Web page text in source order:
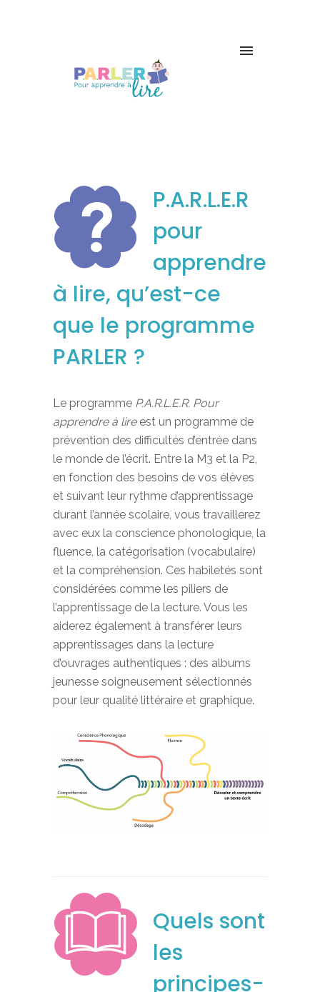
P.A.R.L.E.R
pour
apprendre
à lire, qu’est-ce
que le programme
PARLER ?
Le programme P.A.R.L.E.R. Pour
apprendre à lireest un programme de
prévention des difficultés d’entrée dans
le monde de l’écrit. Entre la M3 et la P2,
en fonction des besoins de vos élèves
et suivant leur rythme d’apprentissage
durant l’année scolaire, vous travaillerez
avec eux la conscience phonologique, la
fluence, la catégorisation (vocabulaire)
et la compréhension. Ces habiletés sont
considérées comme les piliers de
l’apprentissage de la lecture. Vous les
aiderez également à transférer leurs
apprentissages dans la lecture
d’ouvrages authentiques : des albums
jeunesse soigneusement sélectionnés
pour leur qualité littéraire et graphique.
Quels sont
les
principes-